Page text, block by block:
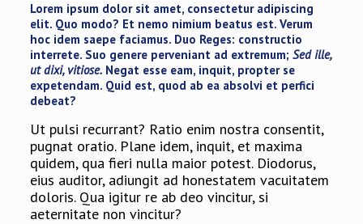
Lorem ipsum dolor sit amet, consectetur adipiscing
elit. Quo modo? Et nemo nimium beatus est. Verum
hoc idem saepe faciamus. Duo Reges: constructio
interrete.Suo genere perveniant ad extremum; Sed ille,
ut dixi, vitiose.Negat esse eam, inquit, propter se
expetendam. Quid est, quod ab ea absolvi et perfici
debeat?
Ut pulsi recurrant? Ratio enim nostra consentit,
pugnat oratio. Plane idem, inquit, et maxima
quidem, qua fieri nulla maior potest. Diodorus,
eius auditor, adiungit ad honestatem vacuitatem
doloris. Qua igitur re ab deo vincitur, si
aeternitate non vincitur?